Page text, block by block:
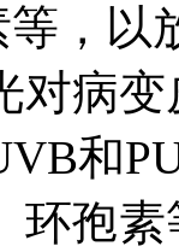
，以
对病
和
环孢